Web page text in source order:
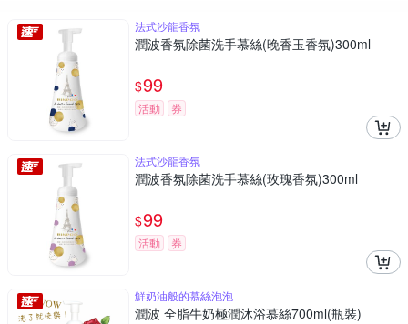
法式沙龍香氛
潤波香氛除菌洗手慕絲(晚香玉香氛)300ml
$99
活動 券
法式沙龍香氛
潤波香氛除菌洗手慕絲(玫瑰香氛)300ml
$99
活動 券
鮮奶油般的慕絲泡泡
潤波 全脂牛奶極潤沐浴慕絲700ml(瓶裝)